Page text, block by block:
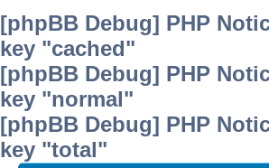
[phpBB Debug] PHP
key "cached"
[phpBB Debug] PHP
key "normal"
[phpBB Debug] PHP
key "total"